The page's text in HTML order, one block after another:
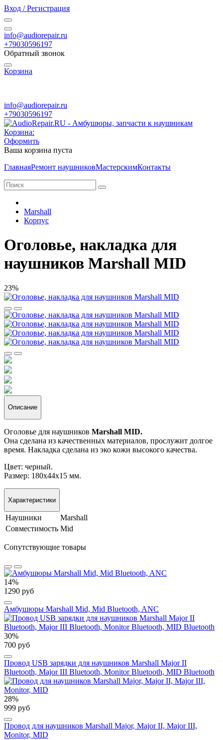
Вход / Регистрация
info@audiorepair.ru
+79030596197
Обратный звонок
Корзина
info@audiorepair.ru
+79030596197
Корзина:
Оформить
Ваша корзина пуста
ГлавнаяРемонт наушниковМастерскимКонтакты
Marshall
Корпус
Оголовье, накладка для
наушников Marshall MID
23%
Описание
Оголовье для наушников Marshall MID.
Она сделана из качественных материалов, прослужит долгое
время. Накладка сделана из эко кожи высокого качества.
Цвет: черный.
Размер: 180х44х15 мм.
Характеристики
Наушники
Marshall
Совместимость Mid
Сопутствующие товары
14%
1290 руб
Амбушюры Marshall Mid, Mid Bluetooth, ANC
30%
700 руб
Провод USB зарядки для наушников Marshall Major II
Bluetooth, Major III Bluetooth, Monitor Bluetooth, MID Bluetooth
28%
999 руб
Провод для наушников Marshall Major, Major II, Major III,
Monitor, MID